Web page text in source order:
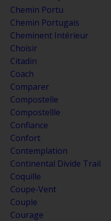
Chemin Portu
Chemin Portugais
Cheminent Intérieur
Choisir
Citadin
Coach
Comparer
Compostelle
Compostellle
Confiance
Confort
Contemplation
Continental Divide Trail
Coquille
Coupe-Vent
Couple
Courage